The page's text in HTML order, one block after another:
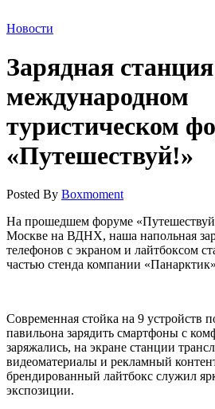
Новости
Зарядная
международном
туристическом
«Путешествуй!»
Posted By Boxmoment
На прошедшем форуме
Москве на ВДНХ, наша напольная
телефонов с экраном и лайтбоксом
частью стенда компании
Современная стойка на 9 устройств
павильона зарядить смартфоны с
заряжались, на экране станции
видеоматериалы и рекламный
брендированный лайтбокс служил
экспозиции.